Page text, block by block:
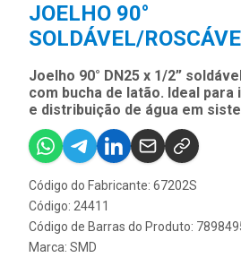
JOELHO 90°
SOLDÁVEL/
Joelho 90° DN25 x 1/2”
com bucha de latão. Ideal
e distribuição de água em
Código do Fabricante: 67202S
Código: 24411
Código de Barras do Produto:
Marca: SMD